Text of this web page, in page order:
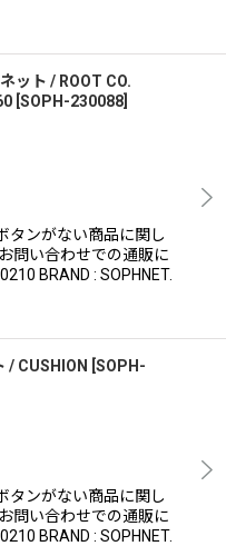
ット / ROOT CO.
SOPH-230088
タンがない商品に関し
問い合わせでの通販に
BRAND : SOPHNET.
/ CUSHION
SOPH-
タンがない商品に関し
問い合わせでの通販に
BRAND : SOPHNET.